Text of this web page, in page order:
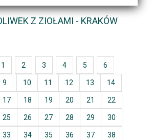
Z ZIOŁAMI - KRAKÓW
1 2 3 4 5 6
9 10 11 12 13 14
17 18 19 20 21 22
25 26 27 28 29 30
33 34 35 36 37 38